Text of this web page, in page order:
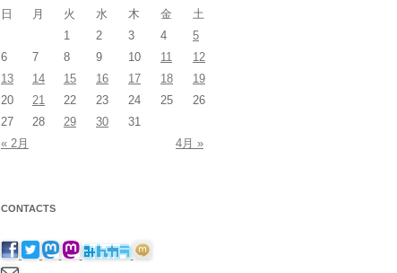
日
月 火 水 木 金
土
1
2 3 4
5
6
7 8 9 10 11
12
13
14 15 16 17 18
19
20
21 22 23 24 25
26
27
28 29 30
31
« 2月
4月 »
CONTACTS